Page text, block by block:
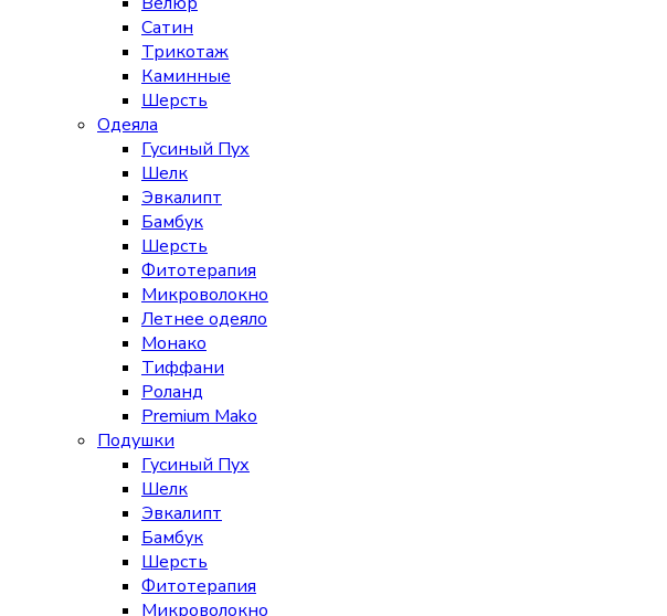
Сатин
Трикотаж
Каминные
Шерсть
Одеяла
Гусиный Пух
Шелк
Эвкалипт
Бамбук
Шерсть
Фитотерапия
Микроволокно
Летнее одеяло
Монако
Тиффани
Роланд
Premium Mako
Подушки
Гусиный Пух
Шелк
Эвкалипт
Бамбук
Шерсть
Фитотерапия
Микроволокно